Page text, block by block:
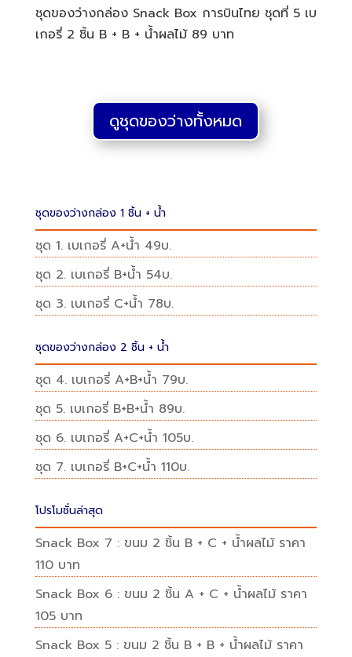
ดูชุดของว่างทั้งหมด
ชุดของว่างกล่อง 1 ชิ้น + น้ำ
ชุด 1. เบเกอรี่ A+น้ำ 49บ.
ชุด 3. เบเกอรี่ C+น้ำ 78บ.
ชุดของว่างกล่อง 2 ชิ้น + น้ำ
ชุด 4. เบเกอรี่ A+B+น้ำ 79บ.
ชุด 5. เบเกอรี่ B+B+น้ำ 89บ.
ชุด 6. เบเกอรี่ A+C+น้ำ 105บ.
ชุด 7. เบเกอรี่ B+C+น้ำ 110บ.
โปรโมชั่นล่าสุด
Snack Box 7 : ขนม 2 ชิ้น B + C + น้ำผลไม้ ราคา
110 บาท
Snack Box 6 : ขนม 2 ชิ้น A + C + น้ำผลไม้ ราคา
105 บาท
Snack Box 5 : ขนม 2 ชิ้น B + B + น้ำผลไม้ ราคา
89 บาท
Line@ ID : @puffpie